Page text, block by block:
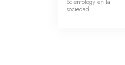
sociedad